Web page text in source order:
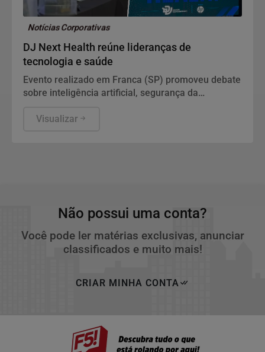
Notícias Corporativas
DJ Next Health reúne lideranças de
tecnologia e saúde
Evento realizado em Franca (SP) promoveu debate
sobre inteligência artificial, segurança da
em hospitais e Santas Casas da região
Visualizar
Não possui uma conta?
Você pode ler matérias exclusivas, anunciar
classificados e muito mais!
CRIAR MINHA CONTA